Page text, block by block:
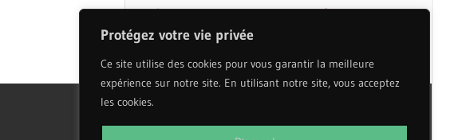
Protégez votre vie privée
Ce site utilise des cookies pour vous garantir la meilleure
expérience sur notre site. En utilisant notre site, vous acceptez
les cookies.